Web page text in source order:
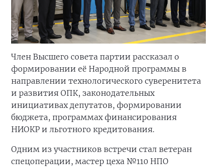
Член Высшего совета партии рассказал о
формировании её Народной программы в
направлении технологического суверенитета
и развития ОПК, законодательных
инициативах депутатов, формировании
бюджета, программах финансирования
НИОКР и льготного кредитования.
Одним из участников встречи стал ветеран
спецоперации, мастер цеха №110 НПО